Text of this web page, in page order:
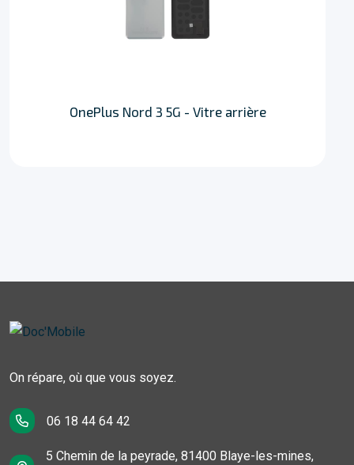
OnePlus Nord 3 5G - Vitre arrière
On répare, où que vous soyez.
06 18 44 64 42
5 Chemin de la peyrade, 81400 Blaye-les-mines,